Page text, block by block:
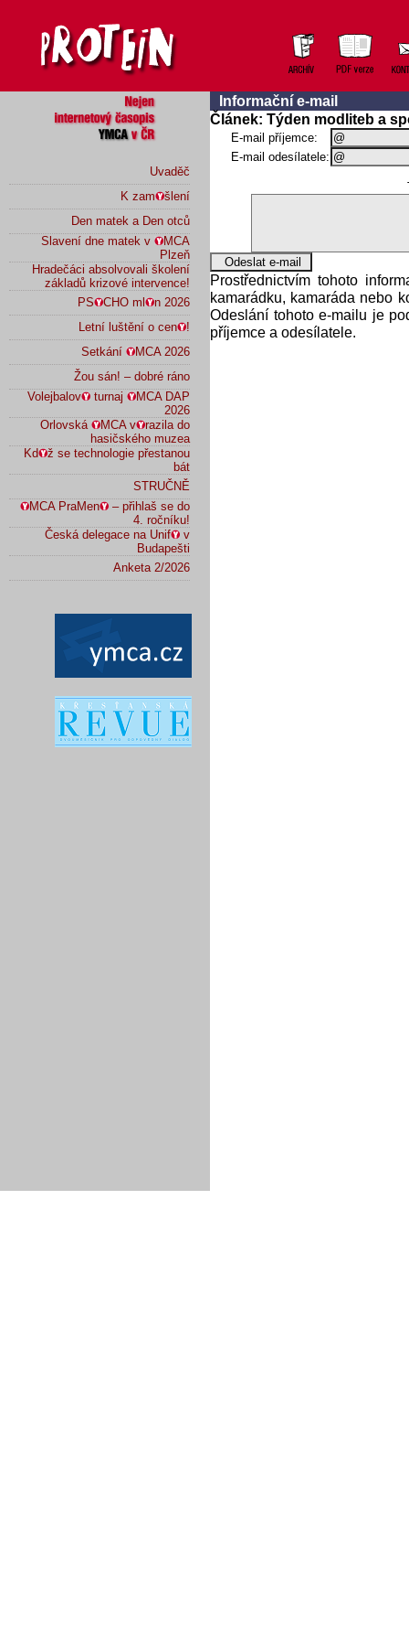
Uvaděč
K zam
šlení
Den matek a Den otců
Slavení dne matek v
MCA
Plzeň
Hradečáci absolvovali školení
základů krizové intervence!
PS
CHO ml
n 2026
Letní luštění o cen
!
Setkání
MCA 2026
Žou sán! – dobré ráno
Volejbalov
turnaj
MCA DAP
2026
Orlovská
MCA v
razila do
hasičského muzea
Kd
ž se technologie přestanou
bát
STRUČNĚ
MCA PraMen
– přihlaš se do
4. ročníku!
Česká delegace na Unif
v
Budapešti
Anketa 2/2026
Informační e-mail
Článek: Týden modliteb a
E-mail příjemce:
E-mail odesílatele:
Prostřednictvím tohoto
kamarádku, kamaráda nebo
Odeslání tohoto e-mailu je
příjemce a odesílatele.